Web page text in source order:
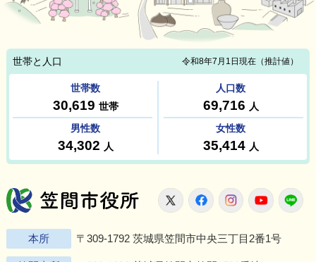
笠間市役所
X FacebookInstagram
本所 〒309-1792 茨城県笠間市中央三丁目2番1号